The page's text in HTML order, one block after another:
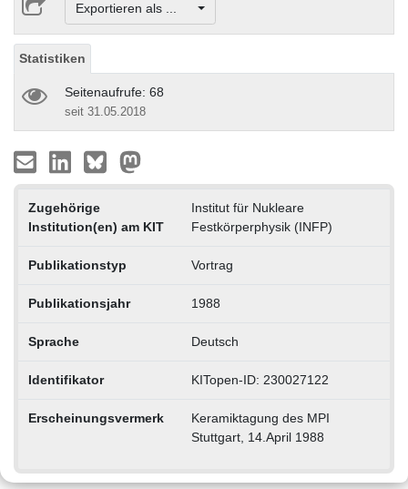
Exportieren als ...
Statistiken
Seitenaufrufe: 68
seit 31.05.2018
Zugehörige
Institution(en) am KIT
Institut für Nukleare
Festkörperphysik (INFP)
Publikationstyp Vortrag
Publikationsjahr 1988
Sprache Deutsch
Identifikator KITopen-ID: 230027122
Erscheinungsvermerk
Keramiktagung des MPI
Stuttgart, 14.April 1988